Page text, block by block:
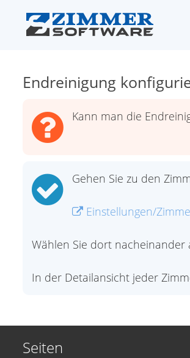
Endreinigung
Kann man die
Gehen Sie zu den
Einstellungen/
Wählen Sie dort nacheinander
In der Detailansicht jeder
Seiten